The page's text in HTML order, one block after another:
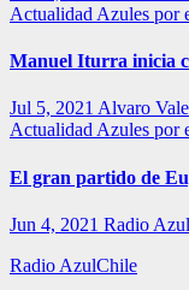
Actualidad Azules por
Manuel Iturra inicia
Jul 5, 2021 Alvaro
Actualidad Azules por
El gran partido de
Jun 4, 2021 Radio
Radio AzulChile